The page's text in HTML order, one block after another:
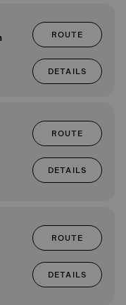
ROUTE
DETAILS
ROUTE
DETAILS
ROUTE
DETAILS